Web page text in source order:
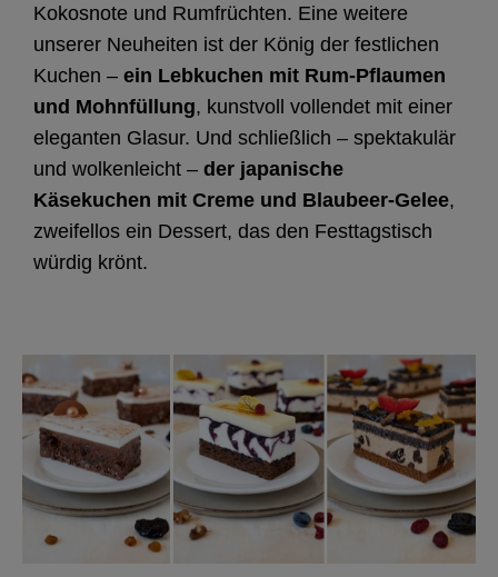
Kokosnote und Rumfrüchten. Eine weitere
unserer Neuheiten ist der König der festlichen
Kuchen – ein Lebkuchen mit Rum-Pflaumen
und Mohnfüllung, kunstvoll vollendet mit einer
eleganten Glasur. Und schließlich – spektakulär
und wolkenleicht – der japanische
Käsekuchen mit Creme und Blaubeer-Gelee,
zweifellos ein Dessert, das den Festtagstisch
würdig krönt.